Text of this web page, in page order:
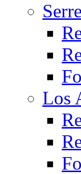
Los